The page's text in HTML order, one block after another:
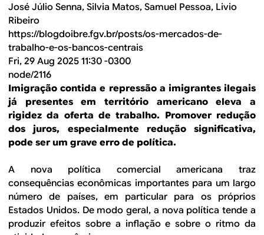
José Júlio Senna, Silvia Matos, Samuel Pessoa, Livio
Ribeiro
https://blogdoibre.fgv.br/posts/os-mercados-de-
trabalho-e-os-bancos-centrais
Fri, 29 Aug 2025 11:30 -0300
node/2116
Imigração contida e repressão a imigrantes ilegais
já presentes em território americano eleva a
rigidez da oferta de trabalho. Promover redução
dos juros, especialmente redução significativa,
pode ser um grave erro de política.
A nova política comercial americana traz
consequências econômicas importantes para um largo
número de países, em particular para os próprios
Estados Unidos. De modo geral, a nova política tende a
produzir efeitos sobre a inflação e sobre o ritmo da